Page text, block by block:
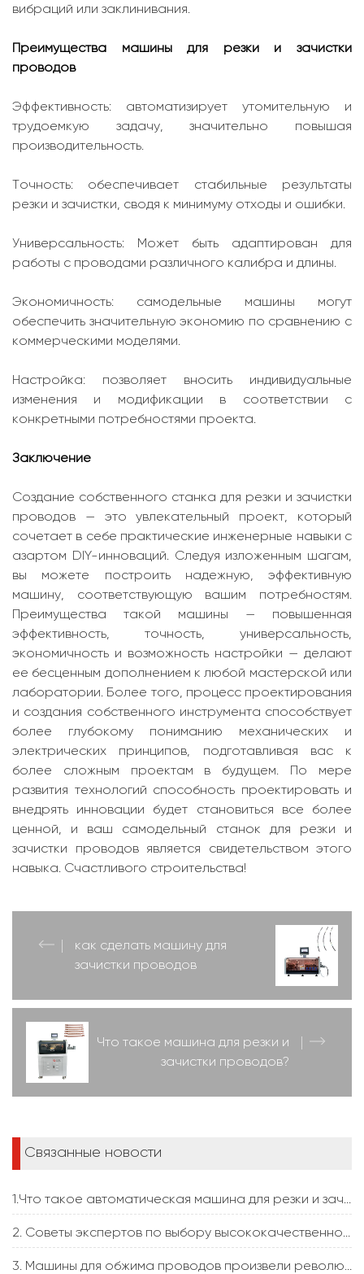
вибраций или заклинивания.
Преимущества машины для резки и зачистки
проводов
Эффективность: автоматизирует утомительную и
трудоемкую задачу, значительно повышая
производительность.
Точность: обеспечивает стабильные результаты
резки и зачистки, сводя к минимуму отходы и ошибки.
Универсальность: Может быть адаптирован для
работы с проводами различного калибра и длины.
Экономичность: самодельные машины могут
обеспечить значительную экономию по сравнению с
коммерческими моделями.
Настройка: позволяет вносить индивидуальные
изменения и модификации в соответствии с
конкретными потребностями проекта.
Заключение
Создание собственного станка для резки и зачистки
проводов — это увлекательный проект, который
сочетает в себе практические инженерные навыки с
азартом DIY-инноваций. Следуя изложенным шагам,
вы можете построить надежную, эффективную
машину, соответствующую вашим потребностям.
Преимущества такой машины — повышенная
эффективность, точность, универсальность,
экономичность и возможность настройки — делают
ее бесценным дополнением к любой мастерской или
лаборатории. Более того, процесс проектирования
и создания собственного инструмента способствует
более глубокому пониманию механических и
электрических принципов, подготавливая вас к
более сложным проектам в будущем. По мере
развития технологий способность проектировать и
внедрять инновации будет становиться все более
ценной, и ваш самодельный станок для резки и
зачистки проводов является свидетельством этого
навыка. Счастливого строительства!
как сделать машину для
зачистки проводов
Что такое машина для резки и
зачистки проводов?
Связанные новости
1.Что такое автоматическая машина для резки и зачистки проводов?
2. Советы экспертов по выбору высококачественного станка для резки кабеля
3. Машины для обжима проводов произвели революцию в процессах концевой заделки проводов в различных отраслях промышленности